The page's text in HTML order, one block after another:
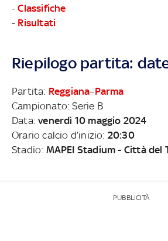
-Classifiche
- Risultati
Riepilogo partita:
Partita: Reggiana–Parma
Campionato: Serie B
Data:venerdì 10 maggio 2024
Orario calcio d’inizio: 20:30
Stadio: MAPEI Stadium - Città del
PUBBLICITÀ